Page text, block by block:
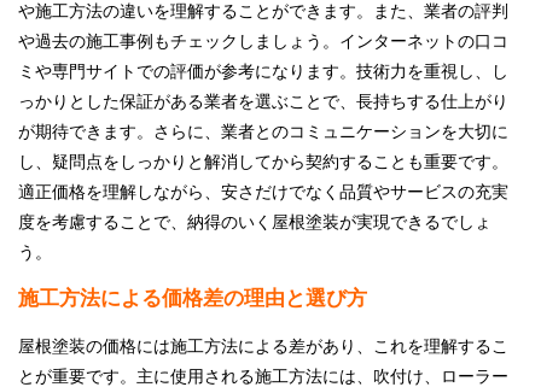
や施工方法の違いを理解することができます。また、業者の評判
や過去の施工事例もチェックしましょう。インターネットの口コ
ミや専門サイトでの評価が参考になります。技術力を重視し、し
っかりとした保証がある業者を選ぶことで、長持ちする仕上がり
が期待できます。さらに、業者とのコミュニケーションを大切に
し、疑問点をしっかりと解消してから契約することも重要です。
適正価格を理解しながら、安さだけでなく品質やサービスの充実
度を考慮することで、納得のいく屋根塗装が実現できるでしょ
う。
施工方法による価格差の理由と選び方
屋根塗装の価格には施工方法による差があり、これを理解するこ
とが重要です。主に使用される施工方法には、吹付け、ローラー